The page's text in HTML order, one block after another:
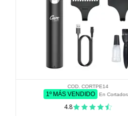
COD. CORTPE14
1º MÁS VENDIDO En
4.8